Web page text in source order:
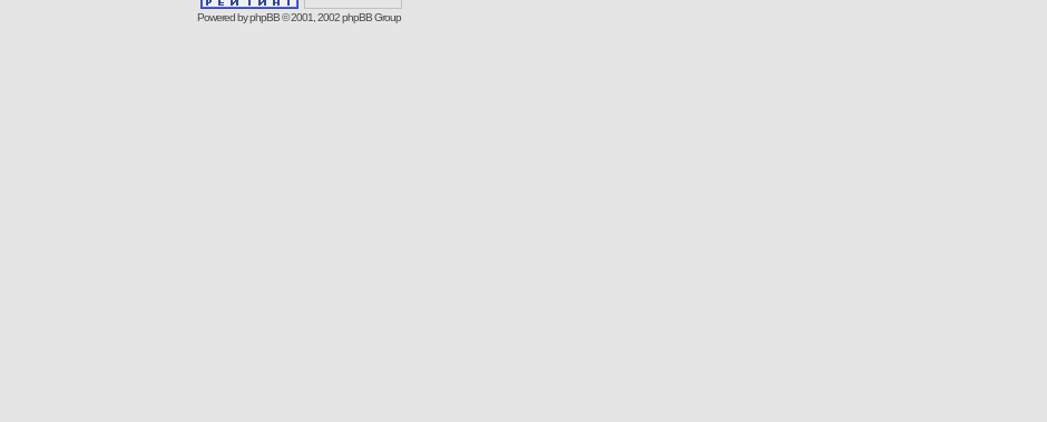
Powered byphpBB© 2001, 2002 phpBB Group